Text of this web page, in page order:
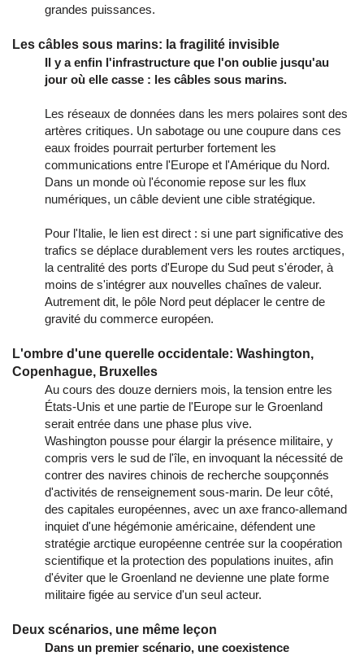
grandes puissances.
Les câbles sous marins: la fragilité invisible
Il y a enfin l'infrastructure que l'on oublie jusqu'au
jour où elle casse : les câbles sous marins.
Les réseaux de données dans les mers polaires sont des
artères critiques. Un sabotage ou une coupure dans ces
eaux froides pourrait perturber fortement les
communications entre l'Europe et l'Amérique du Nord.
Dans un monde où l'économie repose sur les flux
numériques, un câble devient une cible stratégique.
Pour l'Italie, le lien est direct : si une part significative des
trafics se déplace durablement vers les routes arctiques,
la centralité des ports d'Europe du Sud peut s'éroder, à
moins de s'intégrer aux nouvelles chaînes de valeur.
Autrement dit, le pôle Nord peut déplacer le centre de
gravité du commerce européen.
L'ombre d'une querelle occidentale: Washington,
Copenhague, Bruxelles
Au cours des douze derniers mois, la tension entre les
États-Unis et une partie de l'Europe sur le Groenland
serait entrée dans une phase plus vive.
Washington pousse pour élargir la présence militaire, y
compris vers le sud de l'île, en invoquant la nécessité de
contrer des navires chinois de recherche soupçonnés
d'activités de renseignement sous-marin. De leur côté,
des capitales européennes, avec un axe franco-allemand
inquiet d'une hégémonie américaine, défendent une
stratégie arctique européenne centrée sur la coopération
scientifique et la protection des populations inuites, afin
d'éviter que le Groenland ne devienne une plate forme
militaire figée au service d'un seul acteur.
Deux scénarios, une même leçon
Dans un premier scénario, une coexistence